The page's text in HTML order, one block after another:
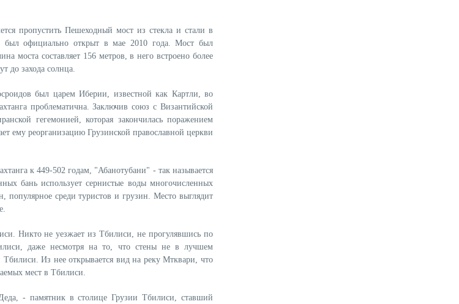
пропустить Пешеходный мост из стекла и стали в
был официально открыт в мае 2010 года. Мост был
моста составляет 156 метров, в него встроено более
до захода солнца.
был царем Иберии, известной как Картли, во
проблематична. Заключив союз с Византийской
гегемонией, которая закончилась поражением
ему реорганизацию Грузинской православной церкви
к 449-502 годам, "Абанотубани" - так называется
бань использует сернистые воды многочисленных
среди туристов и грузин. Место выглядит
Никто не уезжает из Тбилиси, не прогулявшись по
даже несмотря на то, что стены не в лучшем
Из нее открывается вид на реку Мтквари, что
мест в Тбилиси.
- памятник в столице Грузии Тбилиси, ставший